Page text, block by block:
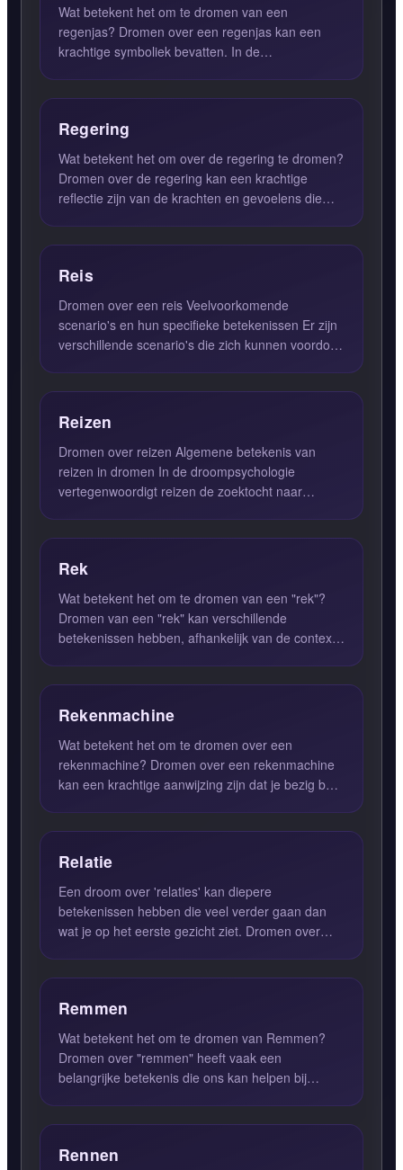
Wat betekent het om te dromen van een
regenjas? Dromen over een regenjas kan een
krachtige symboliek bevatten. In de
Regering
Wat betekent het om over de regering te dromen?
Dromen over de regering kan een krachtige
reflectie zijn van de krachten en gevoelens die
Reis
Dromen over een reis Veelvoorkomende
scenario's en hun specifieke betekenissen Er zijn
verschillende scenario's die zich kunnen voordoen
Reizen
Dromen over reizen Algemene betekenis van
reizen in dromen In de droompsychologie
vertegenwoordigt reizen de zoektocht naar
Rek
Wat betekent het om te dromen van een "rek"?
Dromen van een "rek" kan verschillende
betekenissen hebben, afhankelijk van de context
Rekenmachine
Wat betekent het om te dromen over een
rekenmachine? Dromen over een rekenmachine
kan een krachtige aanwijzing zijn dat je bezig bent
Relatie
Een droom over 'relaties' kan diepere
betekenissen hebben die veel verder gaan dan
wat je op het eerste gezicht ziet. Dromen over
Remmen
Wat betekent het om te dromen van Remmen?
Dromen over "remmen" heeft vaak een
belangrijke betekenis die ons kan helpen bij
Rennen